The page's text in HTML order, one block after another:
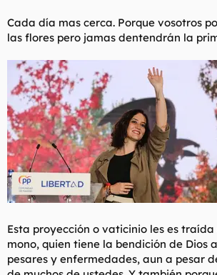
Cada día mas cerca. Porque vosotros
las flores pero jamas dentendrán la
Esta proyección o vaticinio les es traída
mono, quien tiene la bendición de Dios
pesares y enfermedades, aun a pesar